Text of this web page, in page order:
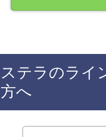
テラのライ
へ